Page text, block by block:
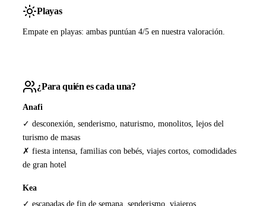
Playas
Empate en playas: ambas puntúan 4/5 en nuestra valoración.
¿Para quién es cada una?
Anafi
✓ desconexión, senderismo, naturismo, monolitos, lejos del
turismo de masas
✗ fiesta intensa, familias con bebés, viajes cortos, comodidades
de gran hotel
Kea
✓ escapadas de fin de semana, senderismo, viajeros